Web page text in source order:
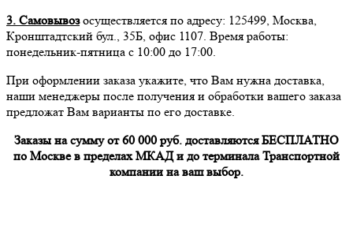
3. Самовывозосуществляется по адресу: 125499, Москва,
Кронштадтский бул., 35Б, офис 1107. Время работы:
понедельник-пятница с 10:00 до 17:00.
При оформлении заказа укажите, что Вам нужна доставка,
наши менеджеры после получения и обработки вашего заказа
предложат Вам варианты по его доставке.
Заказы на сумму от 60 000 руб. доставляются БЕСПЛАТНО
по Москве в пределах МКАД и до терминала Транспортной
компании на ваш выбор.